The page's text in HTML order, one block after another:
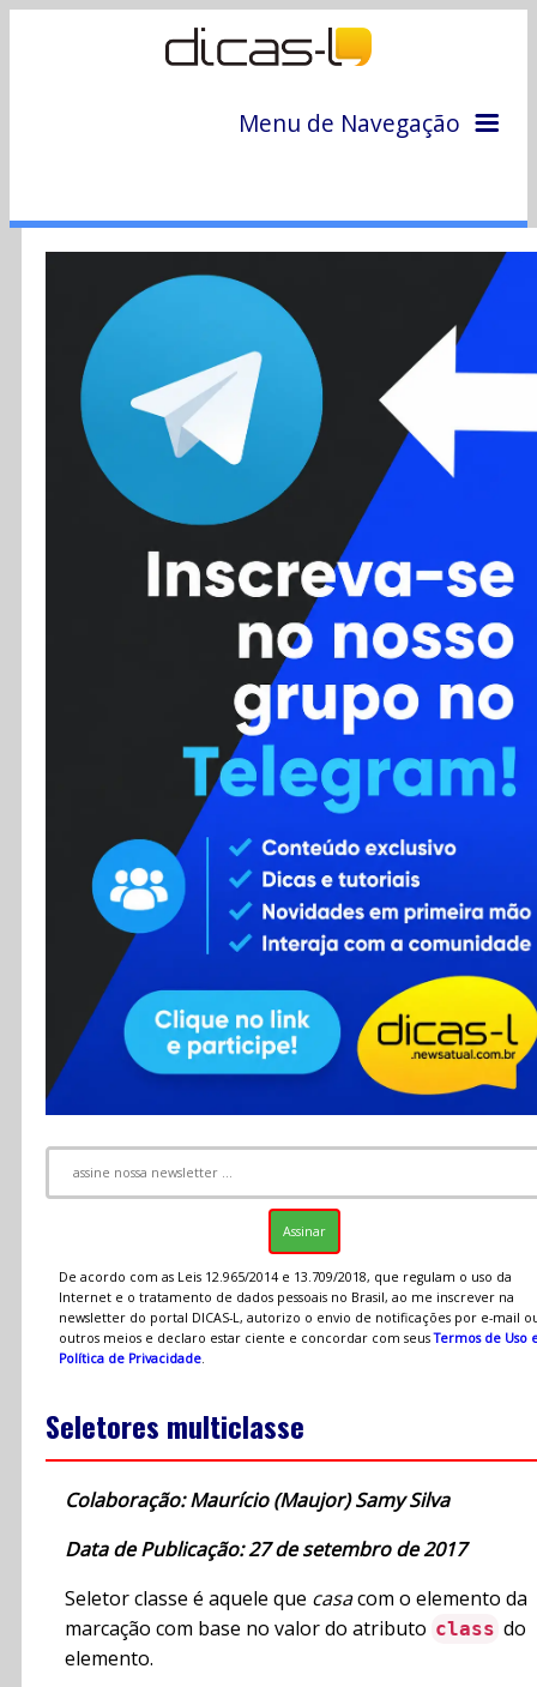
Menu de Navegação
Colunas
Colaboradores
Cursos
Enviar Dica
Contato
RSS
De acordo com as Leis 12.965/2014 e 13.709/2018, que regulam o uso da
Internet e o tratamento de dados pessoais no Brasil, ao me inscrever na
newsletter do portal DICAS-L, autorizo o envio de notificações por e-mail
outros meios e declaro estar ciente e concordar com seusTermos de Uso
Política de Privacidade.
Seletores multiclasse
Colaboração: Maurício (Maujor) Samy Silva
Data de Publicação: 27 de setembro de 2017
Seletor classe é aquele que casacom o elemento da
marcação com base no valor do atributo class do
elemento.